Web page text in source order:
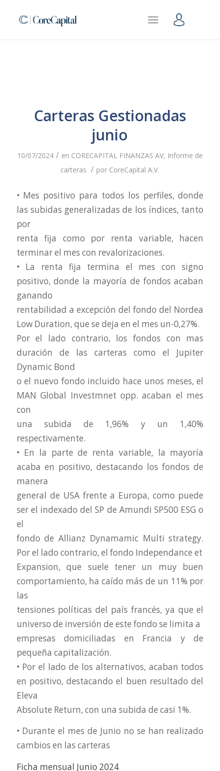
Carteras Gestionadas
junio
10/07/2024 / en CORECAPITAL FINANZAS AV, Informe de
carteras / por CoreCapital A.V.
• Mes positivo para todos los perfiles, donde
las subidas generalizadas de los índices, tanto
por
renta fija como por renta variable, hacen
terminar el mes con revalorizaciones.
• La renta fija termina el mes con signo
positivo, donde la mayoría de fondos acaban
ganando
rentabilidad a excepción del fondo del Nordea
Low Duration, que se deja en el mes un-0,27%.
Por el lado contrario, los fondos con mas
duración de las carteras como el Jupiter
Dynamic Bond
o el nuevo fondo incluido hace unos meses, el
MAN Global Investmnet opp. acaban el mes
con
una subida de 1,96% y un 1,40%
respectivamente.
• En la parte de renta variable, la mayoría
acaba en positivo, destacando los fondos de
manera
general de USA frente a Europa, como puede
ser el indexado del SP de Amundi SP500 ESG o
el
fondo de Allianz Dynamamic Multi strategy.
Por el lado contrario, el fondo Independance et
Expansion, que suele tener un muy buen
comportamiento, ha caído más de un 11% por
las
tensiones políticas del país francés, ya que el
universo de inversión de este fondo se limita a
empresas domiciliadas en Francia y de
pequeña capitalización.
• Por el lado de los alternativos, acaban todos
en positivo, destacando el buen resultado del
Eleva
Absolute Return, con una subida de casi 1%.
• Durante el mes de Junio no se han realizado
cambios en las carteras
Ficha mensual Junio 2024